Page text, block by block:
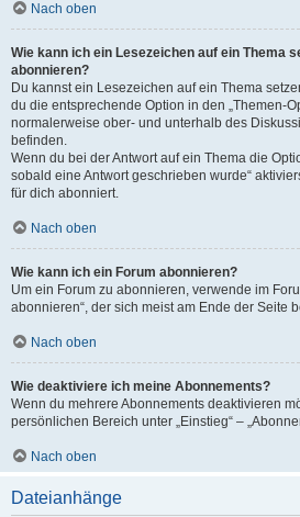
Nach oben
Wie kann ich ein Lesezeichen auf ein Thema
abonnieren?
Du kannst ein Lesezeichen auf ein Thema
du die entsprechende Option in den „Themen-
normalerweise ober- und unterhalb des
befinden.
Wenn du bei der Antwort auf ein Thema die
sobald eine Antwort geschrieben wurde“
für dich abonniert.
Nach oben
Wie kann ich ein Forum abonnieren?
Um ein Forum zu abonnieren, verwende im
abonnieren“, der sich meist am Ende der Seite
Nach oben
Wie deaktiviere ich meine Abonnements?
Wenn du mehrere Abonnements deaktivieren
persönlichen Bereich unter „Einstieg“ –
Nach oben
Dateianhänge